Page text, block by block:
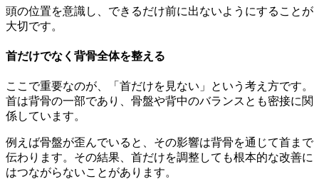
頭の位置を意識し、できるだけ前に出ないようにすることが
大切です。
首だけでなく背骨全体を整える
ここで重要なのが、「首だけを見ない」という考え方です。
首は背骨の一部であり、骨盤や背中のバランスとも密接に関
係しています。
例えば骨盤が歪んでいると、その影響は背骨を通じて首まで
伝わります。その結果、首だけを調整しても根本的な改善に
はつながらないことがあります。